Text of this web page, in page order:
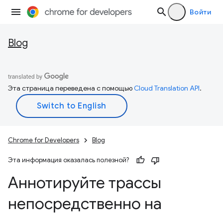
Войти
Blog
Эта страница переведена с помощьюCloud Translation API.
Chrome for Developers Blog
Эта информация оказалась полезной?
Аннотируйте трассы
непосредственно на